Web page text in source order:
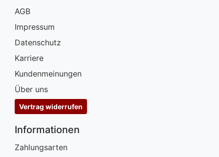
AGB
Impressum
Datenschutz
Karriere
Kundenmeinungen
Über uns
Vertrag widerrufen
Informationen
Zahlungsarten